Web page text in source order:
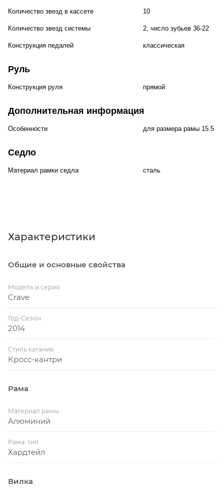
Количество звезд в кассете 10
Количество звезд системы 2, число зубьев 36-22
Конструкция педалей классическая
Руль
Конструкция руля прямой
Дополнительная информация
Особенности для размера рамы 15.5
Седло
Материал рамки седла сталь
Характеристики
Общие и основные свойства
Модель и серия
Crave
Год-Сезон
2014
Стиль катания
Кросс-кантри
Рама
Материал рамы
Алюминий
Рама: тип
Хардтейл
Вилка